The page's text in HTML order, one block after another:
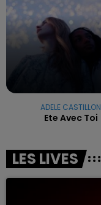
ADELE CASTILLON
Ete Avec Toi
LES LIVES